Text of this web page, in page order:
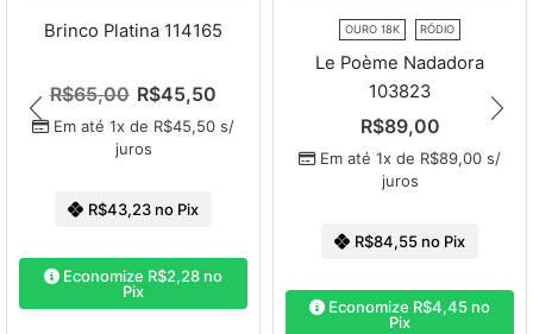
E-mail*
Brinco Platina 114165
R$65,00 R$45,50
Em até 1x de R$45,50 s/
juros
R$43,23 no Pix
Economize R$2,28 no
Pix
OURO 18K RÓDIO
Le Poème Nadadora
103823
R$89,00
Em até 1x de R$89,00 s/
juros
R$84,55 no Pix
Economize R$4,45 no
Pix